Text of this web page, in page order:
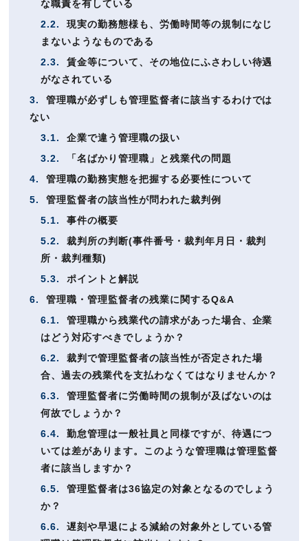
な職責を有している
2.2.
現実の勤務態様も、労働時間等の規制になじ
まないようなものである
2.3.
賃金等について、その地位にふさわしい待遇
がなされている
3.
管理職が必ずしも管理監督者に該当するわけでは
ない
3.1.
企業で違う管理職の扱い
3.2.
「名ばかり管理職」と残業代の問題
4.
管理職の勤務実態を把握する必要性について
5.
管理監督者の該当性が問われた裁判例
5.1.
事件の概要
5.2.
裁判所の判断(事件番号・裁判年月日・裁判
所・裁判種類)
5.3.
ポイントと解説
6.
管理職・管理監督者の残業に関するQ&A
6.1.
管理職から残業代の請求があった場合、企業
はどう対応すべきでしょうか？
6.2.
裁判で管理監督者の該当性が否定された場
合、過去の残業代を支払わなくてはなりませんか？
6.3.
管理監督者に労働時間の規制が及ばないのは
何故でしょうか？
6.4.
勤怠管理は一般社員と同様ですが、待遇につ
いては差があります。このような管理職は管理監督
者に該当しますか？
6.5.
管理監督者は36協定の対象となるのでしょう
か？
6.6.
遅刻や早退による減給の対象外としている管